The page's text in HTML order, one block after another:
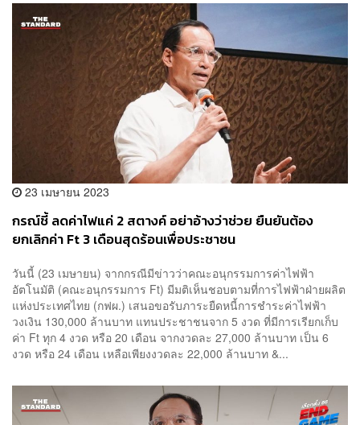
23 เมษายน 2023
กรณ์ชี้ ลดค่าไฟแค่ 2 สตางค์ อย่าอ้างว่าช่วย ยืนยันต้อง
ยกเลิกค่า Ft 3 เดือนสุดร้อนเพื่อประชาชน
วันนี้ (23 เมษายน) จากกรณีมีข่าวว่าคณะอนุกรรมการค่าไฟฟ้า
อัตโนมัติ (คณะอนุกรรมการ Ft) มีมติเห็นชอบตามที่การไฟฟ้าฝ่ายผลิต
แห่งประเทศไทย (กฟผ.) เสนอขอรับภาระยืดหนี้การชำระค่าไฟฟ้า
วงเงิน 130,000 ล้านบาท แทนประชาชนจาก 5 งวด ที่มีการเรียกเก็บ
ค่า Ft ทุก 4 งวด หรือ 20 เดือน จากงวดละ 27,000 ล้านบาท เป็น 6
งวด หรือ 24 เดือน เหลือเพียงงวดละ 22,000 ล้านบาท &...